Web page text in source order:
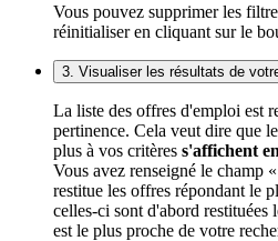
Vous pouvez supprimer les
réinitialiser en cliquant sur le
3. Visualiser les résultats de
La liste des offres d'emploi est
pertinence. Cela veut dire que
plus à vos critères s'affichent
Vous avez renseigné le champ
restitue les offres répondant le
celles-ci sont d'abord
est le plus proche de votre